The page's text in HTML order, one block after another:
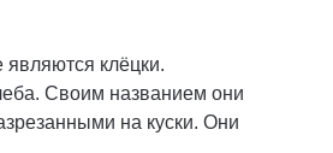
клёцки.
Своим названием они
на куски. Они